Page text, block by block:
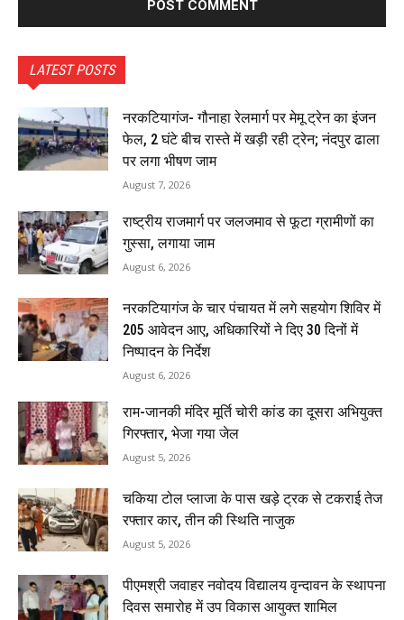
LATEST POSTS
नरकटियागंज- गौनाहा रेलमार्ग पर मेमू ट्रेन का इंजन
फेल, 2 घंटे बीच रास्ते में खड़ी रही ट्रेन; नंदपुर ढाला
पर लगा भीषण जाम
August 7, 2026
राष्ट्रीय राजमार्ग पर जलजमाव से फूटा ग्रामीणों का
गुस्सा, लगाया जाम
August 6, 2026
नरकटियागंज के चार पंचायत में लगे सहयोग शिविर में
205 आवेदन आए, अधिकारियों ने दिए 30 दिनों में
निष्पादन के निर्देश
August 6, 2026
राम-जानकी मंदिर मूर्ति चोरी कांड का दूसरा अभियुक्त
गिरफ्तार, भेजा गया जेल
August 5, 2026
चकिया टोल प्लाजा के पास खड़े ट्रक से टकराई तेज
रफ्तार कार, तीन की स्थिति नाजुक
August 5, 2026
पीएमश्री जवाहर नवोदय विद्यालय वृन्दावन के स्थापना
दिवस समारोह में उप विकास आयुक्त शामिल